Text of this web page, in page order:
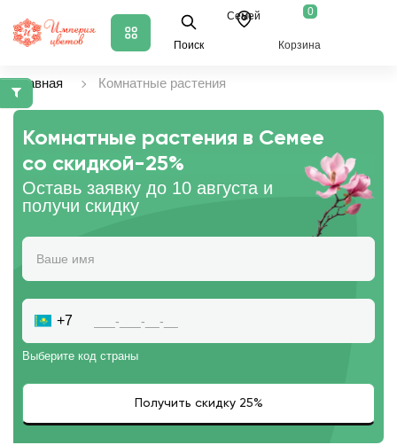
Поиск
Семей 0
Корзина
Главная Комнатные растения
Комнатные растения в Семее
со скидкой-25%
Оставь заявку до 10 августа и
получи скидку
+7
Выберите код страны